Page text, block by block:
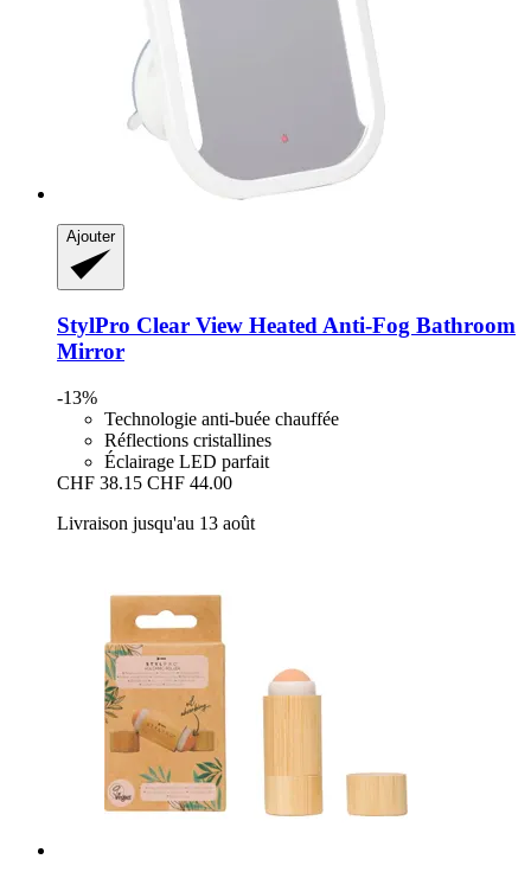
Ajouter
StylPro Clear View Heated Anti-​Fog Bathroom
Mirror
-13%
Technologie anti-buée chauffée
Réflections cristallines
Éclairage LED parfait
CHF 38.15 CHF 44.00
Livraison jusqu'au 13 août